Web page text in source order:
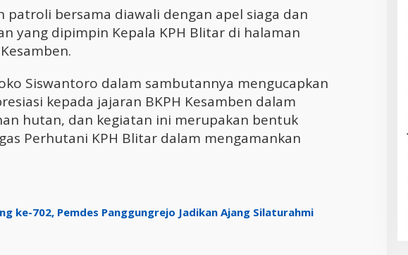
patroli bersama diawali dengan apel siaga dan
yang dipimpin Kepala KPH Blitar di halaman
Siswantoro dalam sambutannya mengucapkan
kepada jajaran BKPH Kesamben dalam
hutan, dan kegiatan ini merupakan bentuk
Perhutani KPH Blitar dalam mengamankan
ke-702, Pemdes Panggungrejo Jadikan Ajang Silaturahmi